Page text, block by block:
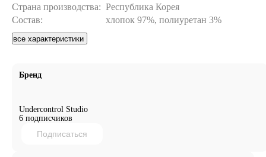
眇矜砌盹盾癸看秋盼眇 皇秒皇盆砂盆盼盼眇相 皇秒研眇砌
眇相 (10 研盾) 盹 眉眇省秒砂秋眉眇盾 (6 研盾), 穿砌癸 盾
眇盈盆看秋 眇皆盆研矜盆祇盹皇癸盆砌 眉眇盾祆眇砂砌盼
砍突 矜眇研癸盈眉砍, 矜砂盹 穿砌眇盾 盾秒 眇砌盈盆看秋
盼砌盼眇皈眇 眇皆砂癸省癸. 派秒 盾眇盅盆砌盆 皇秒皆砂
眇砌眇砂秒相 矜眇盈祉眇盈盹砌 盈看竿 看突皆眇皈眇 研
盆省眇盼癸 盹 盼癸研砌砂眇盆盼盹竿, 皆看癸皈眇盈癸砂
竿 禹盹砂眇眉眇相 看盹盼盆相眉盆 矜砂盆盾盹癸看秋盼
Страна производства: Республика Корея
Состав:
хлопок 97%, полиуретан 3%
все характеристики
Бренд
Undercontrol Studio
6 подписчиков
Подписаться